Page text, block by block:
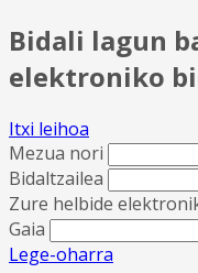
Bidali lagun
elektroniko
Itxi leihoa
Mezua nori
Bidaltzailea
Zure helbide
Gaia
Lege-oharra